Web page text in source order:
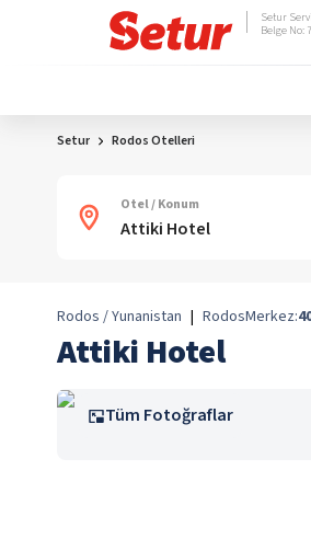
Setur
Belge No:
Setur Rodos Otelleri
Otel / Konum
Rodos / Yunanistan | RodosMerkez:
Attiki Hotel
Tüm Fotoğraflar